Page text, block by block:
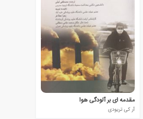
مقدمه ای بر آلودگی هوا
آر کی تریودی